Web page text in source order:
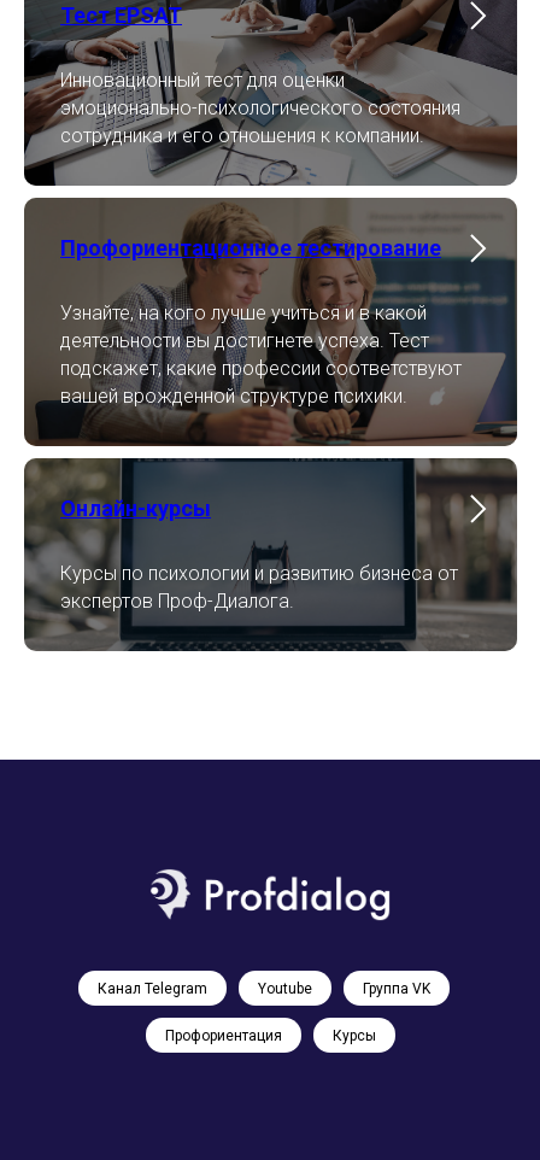
Тест EPSAT
Инновационный тест для оценки
эмоционально-психологического состояния
сотрудника и его отношения к компании.
Профориентационное тестирование
Узнайте, на кого лучше учиться и в какой
деятельности вы достигнете успеха. Тест
подскажет, какие профессии соответствуют
вашей врожденной структуре психики.
Онлайн-курсы
Курсы по психологии и развитию бизнеса от
экспертов Проф-Диалога.
Канал Telegram Youtube Группа VK
Профориентация Курсы